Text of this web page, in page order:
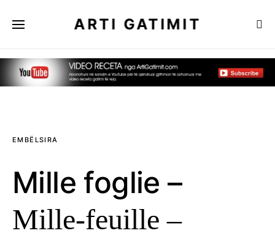
ARTI GATIMIT
EMBËLSIRA
Mille foglie –
Mille-feuille –